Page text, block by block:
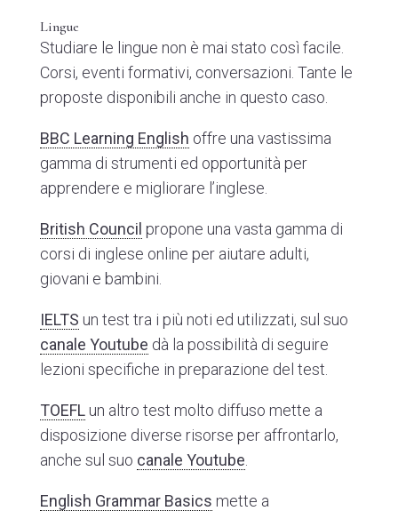
Lingue
Studiare le lingue non è mai stato così facile.
Corsi, eventi formativi, conversazioni. Tante le
proposte disponibili anche in questo caso.
BBC Learning English offre una vastissima
gamma di strumenti ed opportunità per
apprendere e migliorare l’inglese.
British Council propone una vasta gamma di
corsi di inglese online per aiutare adulti,
giovani e bambini.
IELTS un test tra i più noti ed utilizzati, sul suo
canale Youtube dà la possibilità di seguire
lezioni specifiche in preparazione del test.
TOEFLun altro test molto diffuso mette a
disposizione diverse risorse per affrontarlo,
anche sul suo canale Youtube
English Grammar Basics mette a